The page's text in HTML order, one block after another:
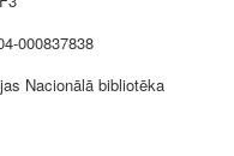
000837838
Nacionālā bibliotēka